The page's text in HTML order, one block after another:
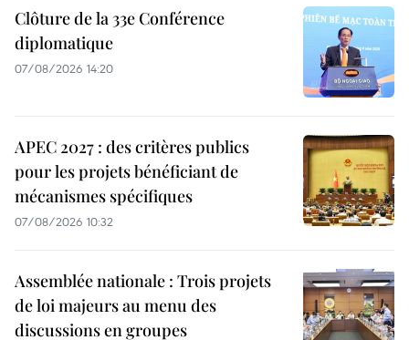
Clôture de la 33e Conférence
diplomatique
07/08/2026 14:20
APEC 2027 : des critères publics
pour les projets bénéficiant de
mécanismes spécifiques
07/08/2026 10:32
Assemblée nationale : Trois projets
de loi majeurs au menu des
discussions en groupes